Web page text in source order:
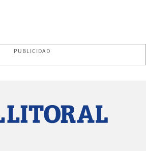
PUBLICIDAD